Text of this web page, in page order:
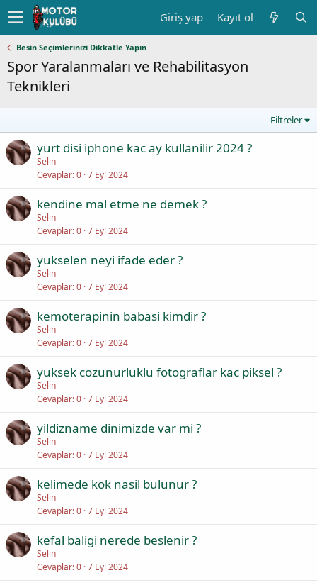
Giriş yap Kayıt ol
Besin Seçimlerinizi Dikkatle Yapın
Spor Yaralanmaları ve Rehabilitasyon
Teknikleri
Filtreler
yurt disi iphone kac ay kullanilir 2024 ?
Selin
Cevaplar 0 7 Eyl 2024
kendine mal etme ne demek ?
Selin
Cevaplar 0 7 Eyl 2024
yukselen neyi ifade eder ?
Selin
Cevaplar 0 7 Eyl 2024
kemoterapinin babasi kimdir ?
Selin
Cevaplar 0 7 Eyl 2024
yuksek cozunurluklu fotograflar kac piksel ?
Selin
Cevaplar 0 7 Eyl 2024
yildizname dinimizde var mi ?
Selin
Cevaplar 0 7 Eyl 2024
kelimede kok nasil bulunur ?
Selin
Cevaplar 0 7 Eyl 2024
kefal baligi nerede beslenir ?
Selin
Cevaplar 0 7 Eyl 2024